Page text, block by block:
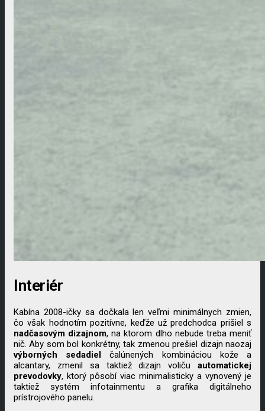
Interiér
Kabína 2008-ičky sa dočkala len veľmi minimálnych zmien,
čo však hodnotím pozitívne, keďže už predchodca prišiel s
nadčasovým dizajnom, na ktorom dlho nebude treba meniť
nič. Aby som bol konkrétny, tak zmenou prešiel dizajn naozaj
výborných
sedadiel čalúnených kombináciou kože a
alcantary, zmenil sa taktiež dizajn voliču automatickej
prevodovky, ktorý pôsobí viac minimalisticky a vynovený je
taktiež systém infotainmentu a grafika digitálneho
prístrojového panelu.